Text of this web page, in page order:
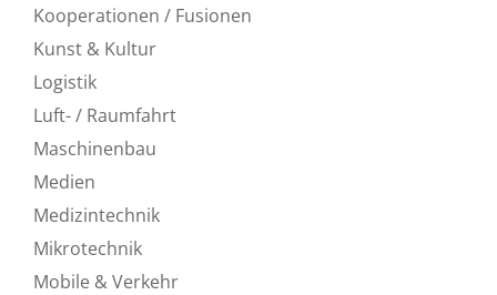
Kooperationen / Fusionen
Kunst & Kultur
Logistik
Luft- / Raumfahrt
Maschinenbau
Medien
Medizintechnik
Mikrotechnik
Mobile & Verkehr